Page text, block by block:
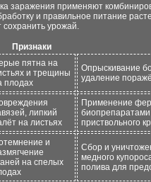
заражения применяют
и правильное питание
урожай.
Признаки
пятна на
и трещины
плодах
Опрыскивание
удаление
липкий
на листьях
Применение
приствольного
и
на спелых
Сбор и
медного
полива для